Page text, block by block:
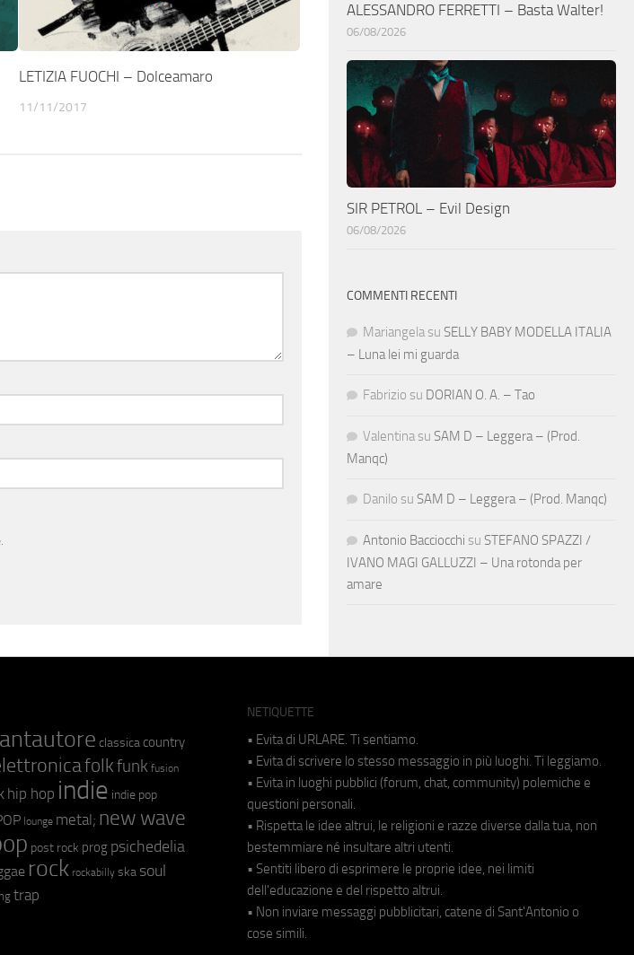
LETIZIA FUOCHI – Dolceamaro
11/11/2017
ALESSANDRO FERRETTI – Basta Walter!
06/08/2026
SIR PETROL – Evil Design
06/08/2026
COMMENTI RECENTI
Mariangela su SELLY BABY MODELLA ITALIA
– Luna lei mi guarda
Fabrizio su DORIAN O. A. – Tao
Valentina su SAM D – Leggera – (Prod.
Manqc)
Danilo su SAM D – Leggera – (Prod. Manqc)
Antonio Bacciocchi su STEFANO SPAZZI /
IVANO MAGI GALLUZZI – Una rotonda per
amare
classica country
folkfunk fusion
hip hop indie indie pop
lounge metal; new wave
post rock prog psichedelia
rock rockabilly ska soul
trap
NETIQUETTE
• Evita di URLARE. Ti sentiamo.
• Evita di scrivere lo stesso messaggio in più luoghi. Ti leggiamo.
• Evita in luoghi pubblici (forum, chat, community) polemiche e
questioni personali.
• Rispetta le idee altrui, le religioni e razze diverse dalla tua, non
bestemmiare né insultare altri utenti.
• Sentiti libero di esprimere le proprie idee, nei limiti
dell'educazione e del rispetto altrui.
• Non inviare messaggi pubblicitari, catene di Sant'Antonio o
cose simili.